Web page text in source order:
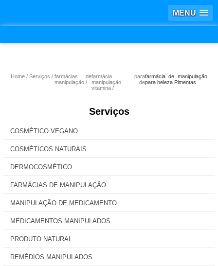
MENU
Home Serviços
farmácias de
manipulação
farmácia para
manipulação de
vitamina
farmácia de manipulação
para beleza Pimentas
Serviços
COSMÉTICO VEGANO
COSMÉTICOS NATURAIS
DERMOCOSMÉTICO
FARMÁCIAS DE MANIPULAÇÃO
MANIPULAÇÃO DE MEDICAMENTO
MEDICAMENTOS MANIPULADOS
PRODUTO NATURAL
REMÉDIOS MANIPULADOS